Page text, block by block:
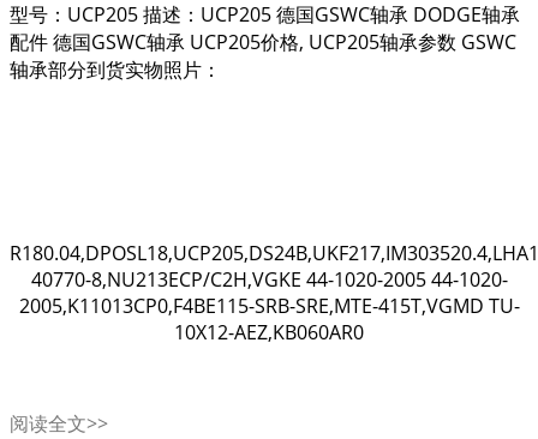
型号：UCP205 描述：UCP205 德国GSWC轴承 DODGE轴承
配件 德国GSWC轴承 UCP205价格, UCP205轴承参数 GSWC
轴承部分到货实物照片：
40770-8,NU213ECP/C2H,VGKE 44-1020-2005 44-1020-
2005,K11013CP0,F4BE115-SRB-SRE,MTE-415T,VGMD TU-
10X12-AEZ,KB060AR0
阅读全文>>